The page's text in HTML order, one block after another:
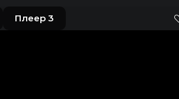
Плеер 3